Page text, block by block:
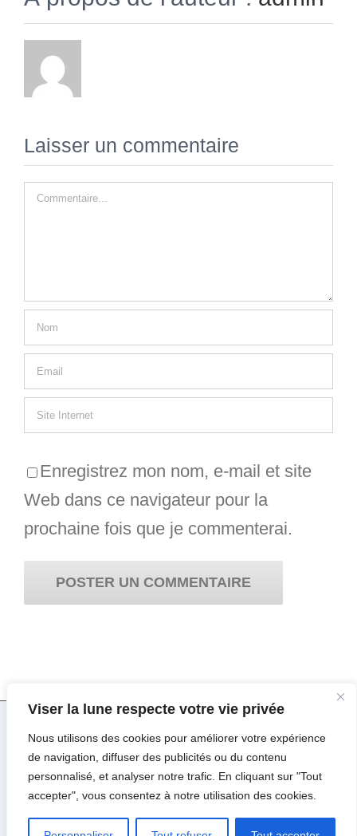
Viser la lune respecte votre vie privée
Nous utilisons des cookies pour améliorer votre expérience
de navigation, diffuser des publicités ou du contenu
personnalisé, et analyser notre trafic. En cliquant sur "Tout
accepter", vous consentez à notre utilisation des cookies.
Laisser un commentaire
Commentaire
Enregistrez mon nom, e-mail et site
Web dans ce navigateur pour la
prochaine fois que je commenterai.
© Copyright 2017 -2026 | Viser la Lune parMajor
Design| Tous droits réservés | Mentions Légales
FacebookInstagramPinterest